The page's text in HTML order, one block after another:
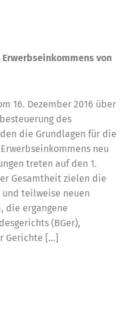
von
16. Dezember 2016 über
des
die Grundlagen für die
neu
treten auf den 1.
Gesamtheit zielen die
teilweise neuen
die ergangene
(BGer),
Gerichte […]